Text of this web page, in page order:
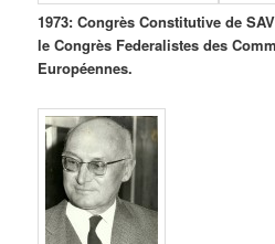
1973: Congrès Constitutive de
le Congrès Federalistes des
Européennes.